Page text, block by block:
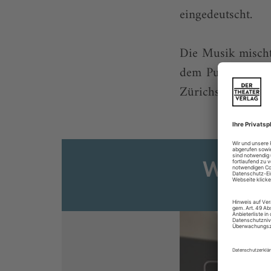
eingedeutscht.
Die Musik
dem ­Publikum
Zürichs